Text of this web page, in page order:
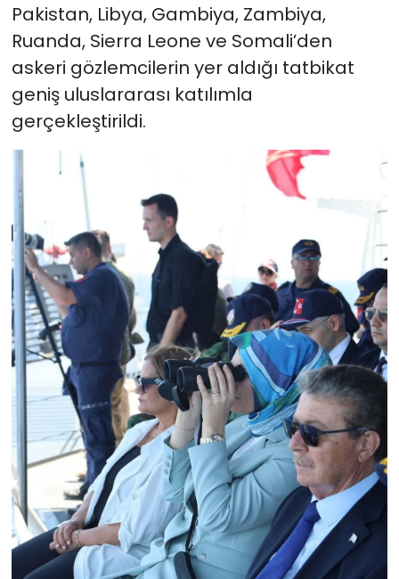
Pakistan, Libya, Gambiya, Zambiya,
Ruanda, Sierra Leone ve Somali’den
askeri gözlemcilerin yer aldığı tatbikat
geniş uluslararası katılımla
gerçekleştirildi.